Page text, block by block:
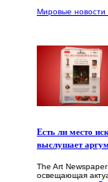
Мировые новости
Есть ли место
выслушает
The Art Newspaper
освещающая